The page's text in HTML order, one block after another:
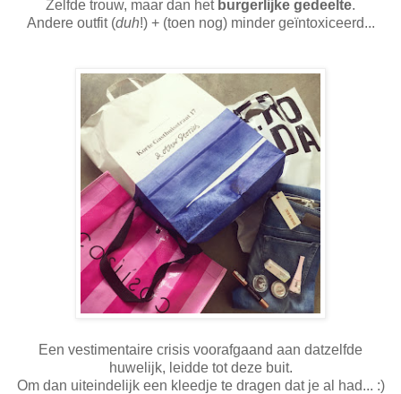
Zelfde trouw, maar dan het burgerlijke gedeelte.
Andere outfit (duh!) + (toen nog) minder geïntoxiceerd...
Een vestimentaire crisis voorafgaand aan datzelfde
huwelijk, leidde tot deze buit.
Om dan uiteindelijk een kleedje te dragen dat je al had... :)